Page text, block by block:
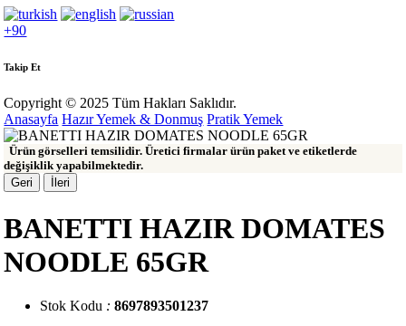
+90
Takip Et
Copyright © 2025 Tüm Hakları Saklıdır.
Anasayfa Hazır Yemek & Donmuş Pratik Yemek
Ürün görselleri temsilidir. Üretici firmalar ürün paket ve etiketlerde
değişiklik yapabilmektedir.
Geri
İleri
BANETTI HAZIR DOMATES
NOODLE 65GR
Stok Kodu : 8697893501237